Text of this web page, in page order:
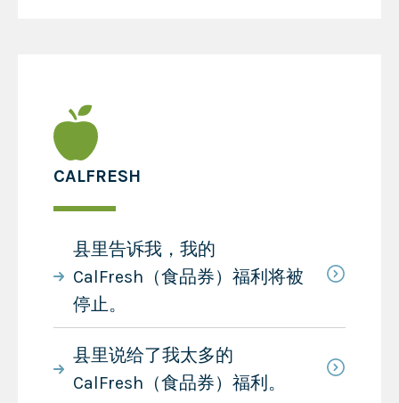
CALFRESH
县里告诉我，我的
CalFresh（食品券）福利将被
停止。
县里说给了我太多的
CalFresh（食品券）福利。